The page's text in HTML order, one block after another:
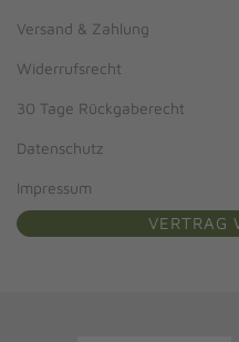
Versand & Zahlung
Widerrufsrecht
30 Tage Rückgaberecht
Datenschutz
Impressum
VERTRAG